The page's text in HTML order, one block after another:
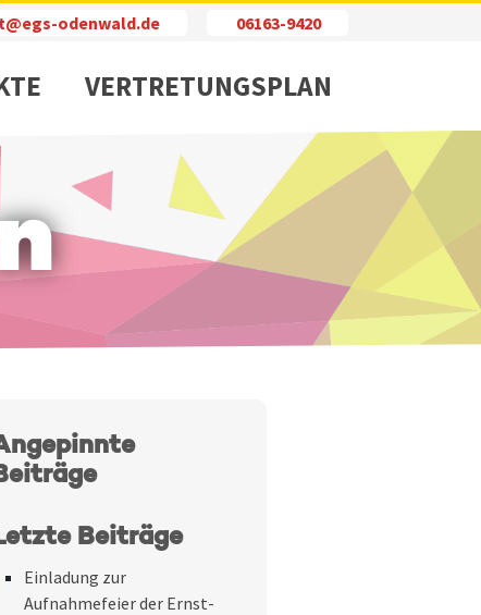
odenwald.de 06163-9420
VERTRETUNGSPLAN
Beiträge
Einladung zur
Aufnahmefeier der Ernst-